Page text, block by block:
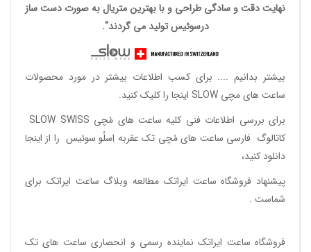
نهایت دقت و سادگی طراحی و با بهترین متریال به صورت دست ساز
درسوئیس تولید می گردند".
بیشتر بدانیم .... برای کسب اطلاعات بیشتر در مورد محصولات
ساعت های مچی SLOW اینجا را کلیک کنید.
برای بررسی اطلاعات فنی کلیه ساعت های مُچی SLOW SWISS
کاتالوگ فارسی ساعت های مُچی تک عقربه اِسلُو سوئیس را از اینجا
دانلود کنید،
پیشنهاد فروشگاه ساعت ایراتک مطالعه وبلاگ ساعت ایراتک برای
شماست .
فروشگاه ساعت ایراتک نماینده رسمی و انحصاری ساعت های تک